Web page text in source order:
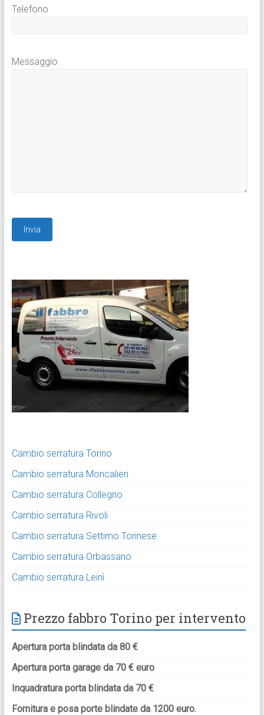
Telefono
Messaggio
Cambio serratura Torino
Cambio serratura Moncalieri
Cambio serratura Collegno
Cambio serratura Rivoli
Cambio serratura Settimo Torinese
Cambio serratura Orbassano
Cambio serratura Leinì
Prezzo fabbro Torino per intervento
Apertura porta blindata da 80 €
Apertura porta garage da 70 € euro
Inquadratura porta blindata da 70 €
Fornitura e posa porte blindate da 1200 euro.